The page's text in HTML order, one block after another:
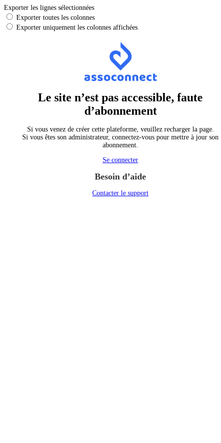
Exporter les lignes sélectionnées
Exporter toutes les colonnes
Exporter uniquement les colonnes affichées
Le site n’est pas accessible, faute
d’abonnement
Si vous venez de créer cette plateforme, veuillez recharger la page.
Si vous êtes son administrateur, connectez-vous pour mettre à jour son
abonnement.
Se connecter
Besoin d’aide
Contacter le support